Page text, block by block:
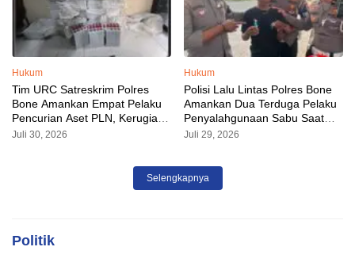
Hukum
Tim URC Satreskrim Polres
Bone Amankan Empat Pelaku
Pencurian Aset PLN, Kerugian
Ditaksir Capai Rp 3 Milyar
Juli 30, 2026
Hukum
Polisi Lalu Lintas Polres Bone
Amankan Dua Terduga Pelaku
Penyalahgunaan Sabu Saat
Razia Kendaraan
Juli 29, 2026
Selengkapnya
Politik